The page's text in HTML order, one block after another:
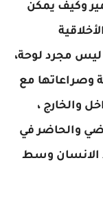
وكيف يمكن
ليس مجرد لوحة،
وصراعاتها مع
والخارج ،
والحاضر في
الانسان وسط